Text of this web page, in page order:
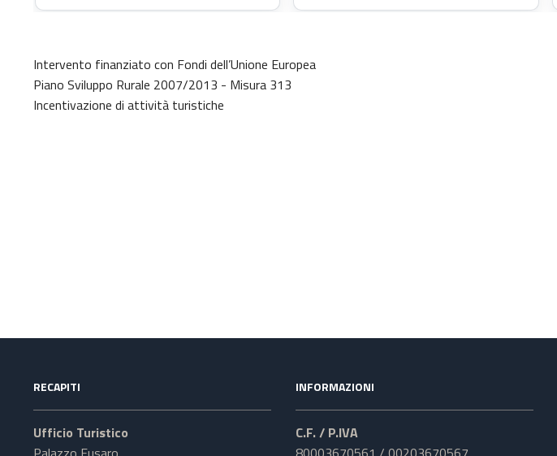
Intervento finanziato con Fondi dell’Unione Europea
Piano Sviluppo Rurale 2007/2013 - Misura 313
Incentivazione di attività turistiche
RECAPITI
Ufficio Turistico
INFORMAZIONI
C.F. / P.IVA